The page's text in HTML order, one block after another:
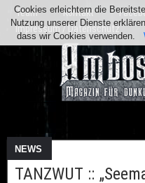
Team Kontakt
Impressum / Datenschutz
NEWS
TANZWUT ::
Cookies erleichtern die
Nutzung unserer Dienste
dass wir Cookies verwenden.